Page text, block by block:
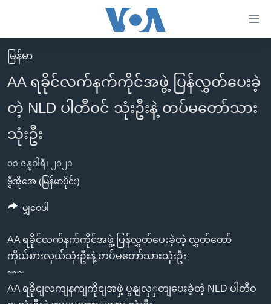
လွယ်ကူ
စေ
သည့်
Link
များ
ပင်မ
အကြောင်းအရာ
ကျော်
ရန်
ပင်မ
အ
ညွန်း
မူလစာမျက်နှာ
မြန်မာ
ကမ္ဘာ့သတင်းများ
နိုင်ငံတကာ
တရုတ်
ဗွီဒီယို
ရပ်ဝန်းတခု လမ်းတခု အလွန်
အမေရိကန်သုံးအီဒီယံ
မကြေးမုံရဲ့ အင်္ဂလိပ်စာ
ရုပ်ရှင်ထဲက အင်္ဂလိပ်စာ
သုတပဒေသာ အင်္ဂလိပ်စာ
အပတ်စဉ်ကဏ္ဍများ
ရေဒီယို
တီဗွီ
ရေဒီယိုနှင့်ရုပ်သံ အချက်အလက်များ
ရေဒီယို/တီဗွီအစီအစဉ်
Learning English
မြန်မာ
AA ရခိုင်လက်နက်ကိုင်အဖွဲ့ ပြန်လွှတ်ပေးခဲ့
တဲ့ NLD ပါတီဝင် သုံးဦးနဲ့ တပ်မတော်သား
သုံးဦး
၀၁ ဇန္နဝါရီ၊ ၂၀၂၁
ဗွီအိုအေ (မြန်မာပိုင်း)
AA ရခိုင်လက်နက်ကိုင်အဖွဲ့ ပြန်လွှတ်ပေးခဲ့တဲ့ လွှတ်တော်
ကိုယ်စားလှယ်သုံးဦးနဲ့ တပ်မတော်သားသုံးဦး
~~~
AA ရခိုငျလကျနကျကိုငျအဖှဲ့ ပွနျလှှတျပေးခဲ့တဲ့ NLD ပါတီဝ
မျှဝေပါ